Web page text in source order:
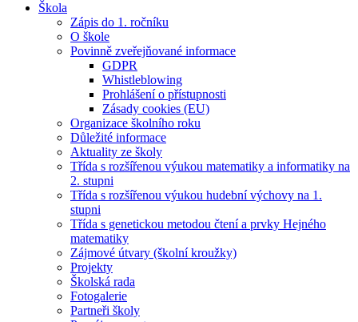
Škola
Zápis do 1. ročníku
O škole
Povinně zveřejňované informace
GDPR
Whistleblowing
Prohlášení o přístupnosti
Zásady cookies (EU)
Organizace školního roku
Důležité informace
Aktuality ze školy
Třída s rozšířenou výukou matematiky a informatiky na
2. stupni
Třída s rozšířenou výukou hudební výchovy na 1.
stupni
Třída s genetickou metodou čtení a prvky Hejného
matematiky
Zájmové útvary (školní kroužky)
Projekty
Školská rada
Fotogalerie
Partneři školy